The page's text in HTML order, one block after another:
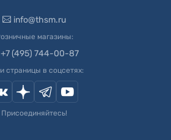
info@thsm.ru
магазины:
+7 (495) 744-00-87
страницы в соцсетях:
Присоединяйтесь!